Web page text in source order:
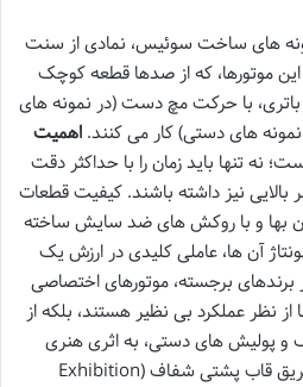
های ساخت سوئیس، نمادی از سنت
موتورها، که از صدها قطعه کوچک
باتری، با حرکت مچ دست (در نمونه های
های دستی) کار می کنند. اهمیت
نه تنها باید زمان را با حداکثر دقت
بالایی نیز داشته باشند. کیفیت قطعات
بها و با روکش های ضد سایش ساخته
آن ها، عاملی کلیدی در ارزش یک
برجسته، موتورهای اختصاصی
از نظر عملکرد بی نظیر هستند، بلکه از
و پولیش های دستی، به اثری هنری
تبدیل می شوند که گاهی از طریق قاب پشتی شفاف (Exhibition